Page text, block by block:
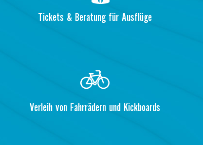
Tickets & Beratung für Ausflüge
Verleih von Fahrrädern und Kickboards